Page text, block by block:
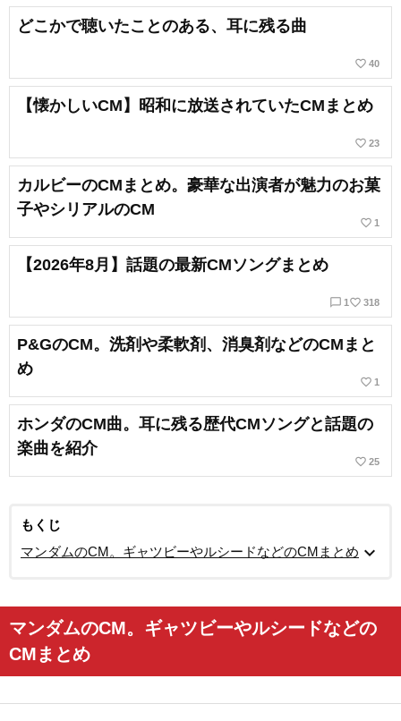
どこかで聴いたことのある、耳に残る曲
favorite_border 40
【懐かしいCM】昭和に放送されていたCMまとめ
favorite_border 23
カルビーのCMまとめ。豪華な出演者が魅力のお菓
子やシリアルのCM
favorite_border 1
【2026年8月】話題の最新CMソングまとめ
chat_bubble_outline 1 favorite_border 318
P&GのCM。洗剤や柔軟剤、消臭剤などのCMまと
め
favorite_border 1
ホンダのCM曲。耳に残る歴代CMソングと話題の
楽曲を紹介
favorite_border 25
もくじ
マンダムのCM。ギャツビーやルシードなどのCMまとめ expand_more
マンダムのCM。ギャツビーやルシードなどの
CMまとめ